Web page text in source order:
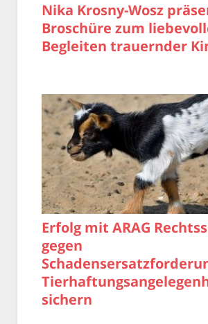
Nika Krosny-Wosz
Broschüre zum
Begleiten trauernder
Erfolg mit ARAG
gegen
sichern